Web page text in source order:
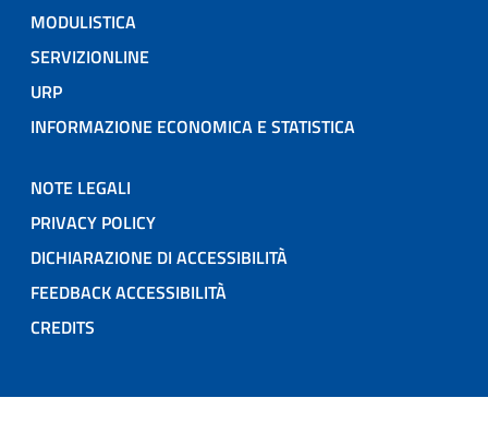
MODULISTICA
SERVIZIONLINE
URP
INFORMAZIONE ECONOMICA E STATISTICA
NOTE LEGALI
PRIVACY POLICY
DICHIARAZIONE DI ACCESSIBILITÀ
FEEDBACK ACCESSIBILITÀ
CREDITS